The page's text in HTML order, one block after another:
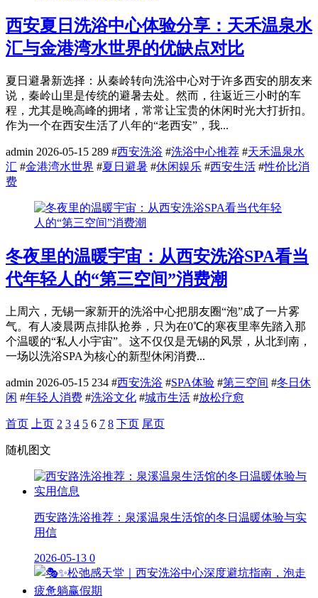
西安夏日洗浴中心体验分享：天禾温泉水
汇与金港湾水世界的优缺点对比
夏日避暑新选择：从秦岭转向洗浴中心对于许多西安的朋友来
说，秦岭山里是传统的避暑去处。然而，往返近三小时的车
程，尤其是晚高峰的拥堵，常常让宝贵的休闲时光大打折扣。
作为一个在西安生活了八年的“老西安”，我...
admin 2026-05-15 289 #西安洗浴 #洗浴中心推荐 #天禾温泉水
汇 #金港湾水世界 #夏日避暑 #休闲娱乐 #西安生活 #性价比消
费
冬夜里的温暖宇宙：从西安洗浴SPA看当
代年轻人的“第三空间”消费潮
上周六，无锡一家新开的洗浴中心把朋友圈“泡”成了一片雾
气。有人凌晨两点排队抢券，只为在0℃的寒夜里率先踏入那
个温暖的“私人小宇宙”。这不仅仅是无锡的风景，从北到南，
一场以洗浴SPA为核心的新型休闲消费...
admin 2026-05-15 234 #西安洗浴 #SPA体验 #第三空间 #冬日休
闲 #年轻人消费 #洗浴文化 #城市生活 #放松疗愈
首页 上页 2 3 4 5 6 7 8 下页 尾页
随机图文
西安路洗浴推荐：泉溪温泉生活馆的冬日温暖体验与实
用信
2026-05-13 0